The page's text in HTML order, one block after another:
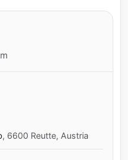
, 6600 Reutte, Austria